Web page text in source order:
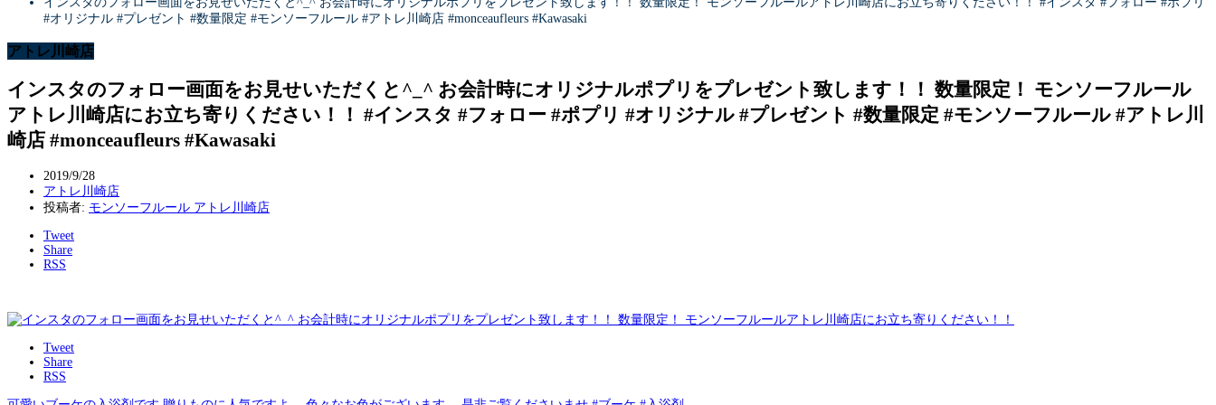
#オリジナル #プレゼント #数量限定 #モンソーフルール #アトレ川崎店 #monceaufleurs #Kawasaki
アトレ川崎店
インスタのフォロー画面をお見せいただくと^_^ お会計時にオリジナルポプリをプレゼント致します！！ 数量限定！ モンソーフルール
アトレ川崎店にお立ち寄りください！！ #インスタ #フォロー #ポプリ #オリジナル #プレゼント #数量限定 #モンソーフルール #アトレ川
崎店 #monceaufleurs #Kawasaki
2019/9/28
アトレ川崎店
投稿者: モンソーフルール アトレ川崎店
Tweet
Share
RSS
Tweet
Share
RSS